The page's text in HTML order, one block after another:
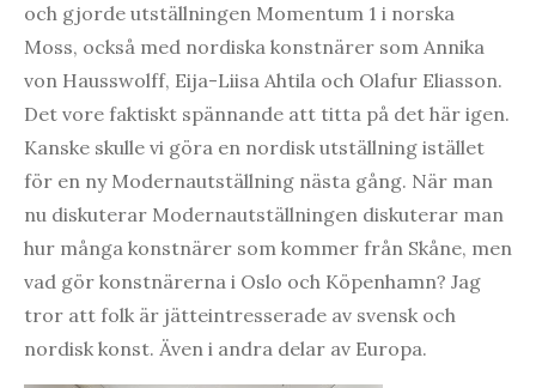
och gjorde utställningen Momentum 1 i norska
Moss, också med nordiska konstnärer som Annika
von Hausswolff, Eija-Liisa Ahtila och Olafur Eliasson.
Det vore faktiskt spännande att titta på det här igen.
Kanske skulle vi göra en nordisk utställning istället
för en ny Modernautställning nästa gång. När man
nu diskuterar Modernautställningen diskuterar man
hur många konstnärer som kommer från Skåne, men
vad gör konstnärerna i Oslo och Köpenhamn? Jag
tror att folk är jätteintresserade av svensk och
nordisk konst. Även i andra delar av Europa.